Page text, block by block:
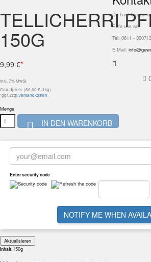
Du hast Fragen
Rufe uns an!
Tel: 0611 - 300713
E-Mail:
TELLICHERRI
150G
9,99 €*
inkl. 7% MwSt.
Grundpreis: (66,60 € /1kg)
*ggf. zzgl.Versandkosten
Menge
 IN DEN WARENKORB
Enter security code
NOTIFY ME WHEN
Inhalt:150g